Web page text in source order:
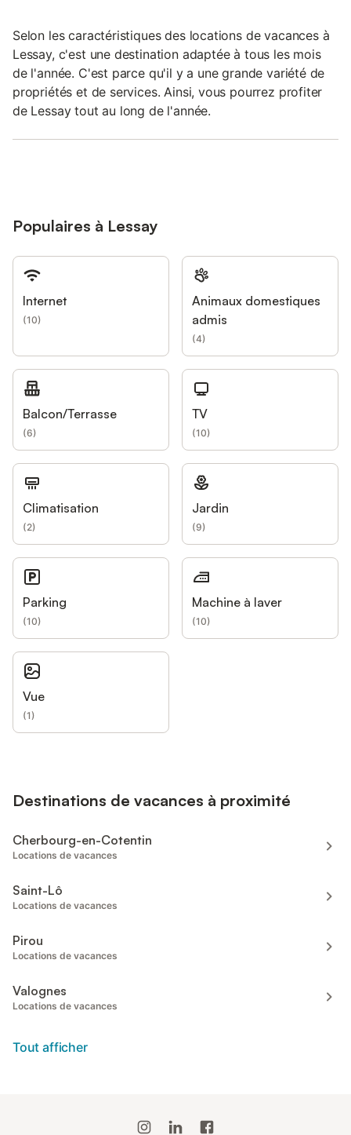
Selon les caractéristiques des locations de vacances à
Lessay, c'est une destination adaptée à tous les mois
de l'année. C'est parce qu'il y a une grande variété de
propriétés et de services. Ainsi, vous pourrez profiter
de Lessay tout au long de l'année.
Populaires à Lessay
Internet
(10)
Animaux domestiques
admis
(4)
Balcon/Terrasse
(6)
TV
(10)
Climatisation
(2)
Jardin
(9)
Parking
(10)
Machine à laver
(10)
Vue
(1)
Destinations de vacances à proximité
Cherbourg-en-Cotentin
Locations de vacances
Saint-Lô
Locations de vacances
Pirou
Locations de vacances
Valognes
Locations de vacances
Tout afficher